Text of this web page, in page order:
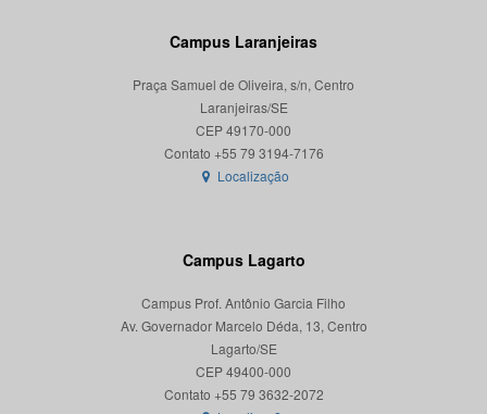
Campus Laranjeiras
Praça Samuel de Oliveira, s/n, Centro
Laranjeiras/SE
CEP 49170-000
Localização
Campus Lagarto
Campus Prof. Antônio Garcia Filho
Av. Governador Marcelo Déda, 13, Centro
Lagarto/SE
CEP 49400-000